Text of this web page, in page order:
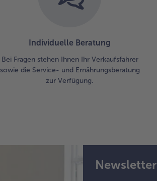
Individuelle Beratung
Bei Fragen stehen Ihnen Ihr Verkaufsfahrer
sowie die Service- und Ernährungsberatung
zur Verfügung.
Newsletter